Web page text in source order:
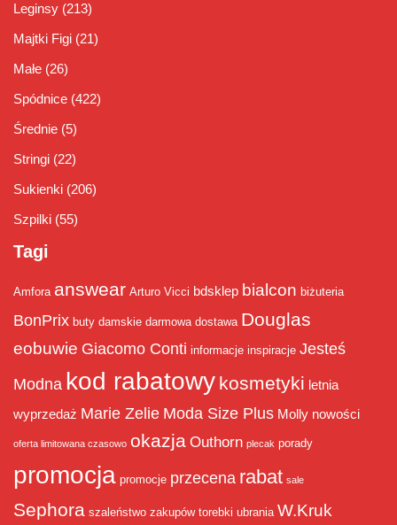
Leginsy (213)
Majtki Figi (21)
Małe (26)
Spódnice (422)
Średnie (5)
Stringi (22)
Sukienki (206)
Szpilki (55)
Tagi
Amfora answear Arturo Vicci bdsklep bialcon biżuteria
BonPrix buty damskie darmowa dostawa Douglas
eobuwie Giacomo Conti informacje inspiracje Jesteś
Modna kod rabatowy kosmetyki letnia
wyprzedaż Marie Zelie Moda Size Plus Molly nowości
oferta limitowana czasowo okazja Outhorn plecak porady
promocja promocje przecena rabat sale
Sephora szaleństwo zakupów torebki ubrania W.Kruk